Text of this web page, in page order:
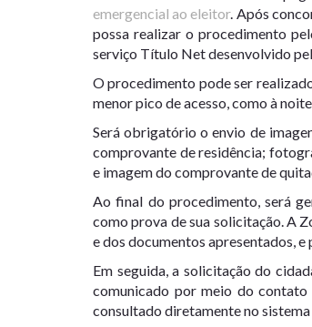
emergencial ao eleitor. Após
possa realizar o procedimento
serviço Título Net desenvolvido
O procedimento pode ser
menor pico de acesso, como à
Será obrigatório o envio de
comprovante de residência;
e imagem do comprovante de
Ao final do procedimento, será
como prova de sua solicitação. A
e dos documentos apresentados,
Em seguida, a solicitação do
comunicado por meio do
consultado diretamente no